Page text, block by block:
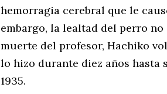
hemorragia cerebral que le
embargo, la lealtad del perro
muerte del profesor, Hachiko
lo hizo durante diez años hasta
1935.